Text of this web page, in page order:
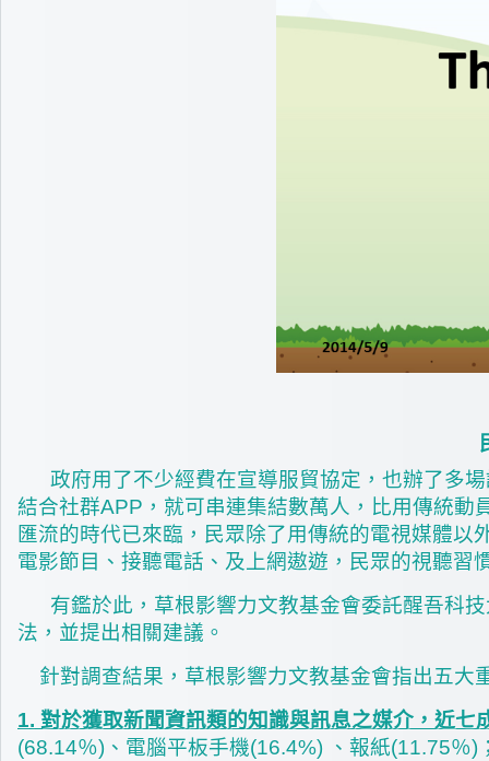
政府用了不少經費在宣導服貿協定，也辦了多
結合社群APP，就可串連集結數萬人，比用傳統
匯流的時代已來臨，民眾除了用傳統的電視媒體
電影節目、接聽電話、及上網遨遊，民眾的視聽
有鑑於此，草根影響力文教基金會委託醒吾科技
法，並提出相關建議。
針對調查結果，草根影響力文教基金會指出五大
1. 對於獲取新聞資訊類的知識與訊息之媒介，近七
(68.14％)、電腦平板手機(16.4%) 、報紙(11.75％